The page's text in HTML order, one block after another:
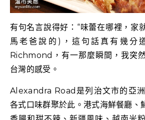
有句名言說得好：“味蕾在哪裡，家
馬老爸說的)，這句話真有幾分
Richmond，有一那麼瞬間，我突
台灣的感受。
Alexandra Road是列治文市的亞
各式口味群聚於此。港式海鮮餐廳、